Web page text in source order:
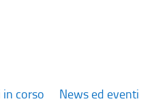
corso News ed eventi